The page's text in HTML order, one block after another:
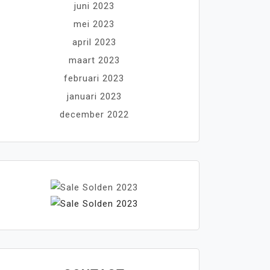
juni 2023
mei 2023
april 2023
maart 2023
februari 2023
januari 2023
december 2022